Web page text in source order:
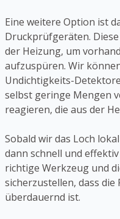
Eine weitere Option ist
Druckprüfgeräten.
der Heizung, um
aufzuspüren. Wir
Undichtigkeits-
selbst geringe Mengen
reagieren, die aus der
Sobald wir das Loch
dann schnell und
richtige Werkzeug und
sicherzustellen, dass
überdauernd ist.